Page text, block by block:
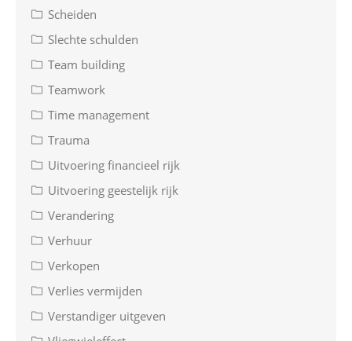
Scheiden
Slechte schulden
Team building
Teamwork
Time management
Trauma
Uitvoering financieel rijk
Uitvoering geestelijk rijk
Verandering
Verhuur
Verkopen
Verlies vermijden
Verstandiger uitgeven